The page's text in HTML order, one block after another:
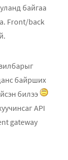
байгаа
Front/back
байрших
билээ
API
gateway